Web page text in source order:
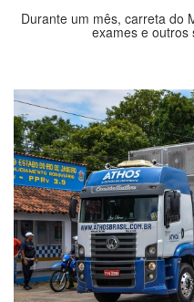
Durante um mês, carreta do
exames e outros